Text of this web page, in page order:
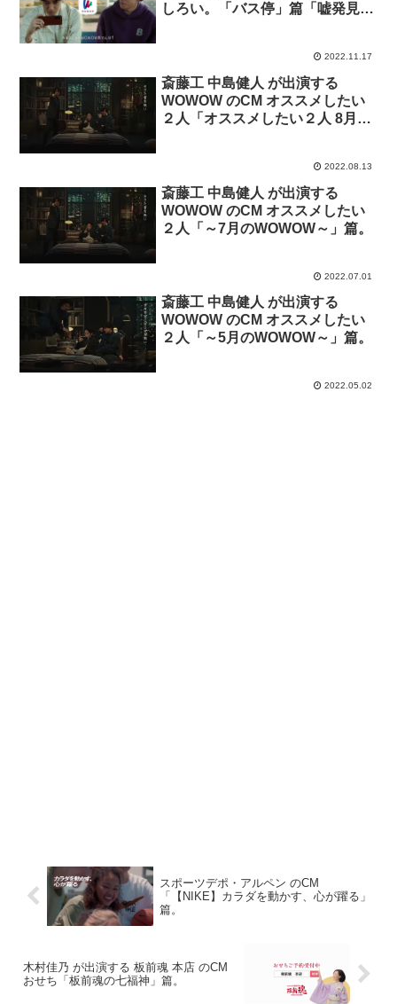
しろい。「バス停」篇「嘘発見
2022.11.17
斎藤工 中島健人 が出演する
WOWOW のCM オススメしたい
２人「オススメしたい２人 8月の
2022.08.13
斎藤工 中島健人 が出演する
WOWOW のCM オススメしたい
２人「～7月のWOWOW～」篇。
2022.07.01
斎藤工 中島健人 が出演する
WOWOW のCM オススメしたい
２人「～5月のWOWOW～」篇。
2022.05.02
スポーツデポ・アルペン のCM
「【NIKE】カラダを動かす、心が躍る」
篇。
木村佳乃 が出演する 板前魂 本店 のCM
おせち「板前魂の七福神」篇。